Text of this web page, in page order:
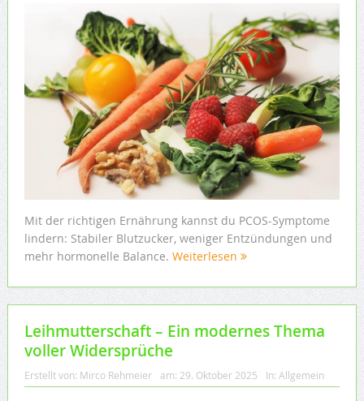
Mit der richtigen Ernährung kannst du PCOS-Symptome
lindern: Stabiler Blutzucker, weniger Entzündungen und
mehr hormonelle Balance. Weiterlesen
Leihmutterschaft – Ein modernes Thema
voller Widersprüche
Erstellt von: Mirco Rehmeier am: 29. Oktober 2025 In: Allgemein